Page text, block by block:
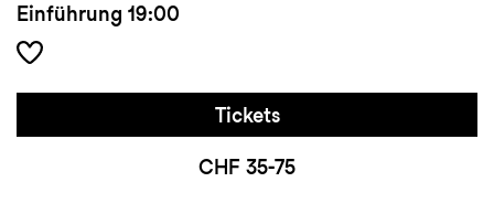
Einführung 19:00
Tickets
CHF 35-75